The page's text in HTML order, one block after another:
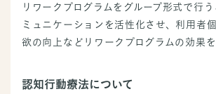
リワークプログラムをグループ形式で行
ミュニケーションを活性化させ、利用者
欲の向上などリワークプログラムの効果を
認知行動療法について